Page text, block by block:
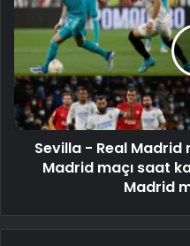
Sevilla - Real Madrid
Madrid maçı saat
Madrid